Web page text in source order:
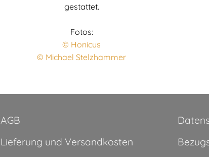
gestattet.
Fotos:
© Honicus
© Michael Stelzhammer
AGB
Lieferung und Versandkosten